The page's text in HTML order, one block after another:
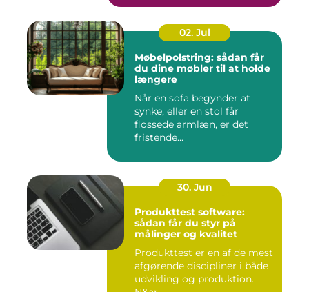
02. Jul
Møbelpolstring: sådan får
du dine møbler til at holde
længere
Når en sofa begynder at
synke, eller en stol får
flossede armlæn, er det
fristende...
30. Jun
Produkttest software:
sådan får du styr på
målinger og kvalitet
Produkttest er en af de mest
afgørende discipliner i både
udvikling og produktion.